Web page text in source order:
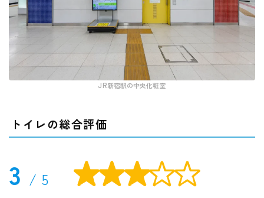
JR新宿駅の中央化粧室
トイレの総合評価
3 / 5 